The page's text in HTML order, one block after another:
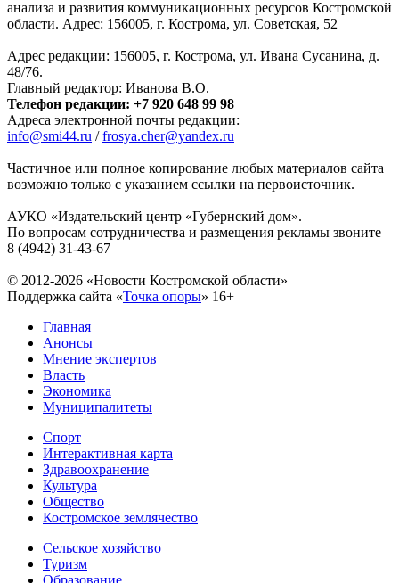
анализа и развития коммуникационных ресурсов Костромской
области. Адрес: 156005, г. Кострома, ул. Советская, 52
Адрес редакции: 156005, г. Кострома, ул. Ивана Сусанина, д.
48/76.
Главный редактор: Иванова В.О.
Телефон редакции: +7 920 648 99 98
Адреса электронной почты редакции:
info@smi44.ru /frosya.cher@yandex.ru
Частичное или полное копирование любых материалов сайта
возможно только с указанием ссылки на первоисточник.
АУКО «Издательский центр «Губернский дом».
По вопросам сотрудничества и размещения рекламы звоните
8 (4942) 31-43-67
© 2012-2026 «Новости Костромской области»
Поддержка сайта «Точка опоры» 16+
Главная
Анонсы
Мнение экспертов
Власть
Экономика
Муниципалитеты
Спорт
Интерактивная карта
Здравоохранение
Культура
Общество
Костромское землячество
Сельское хозяйство
Туризм